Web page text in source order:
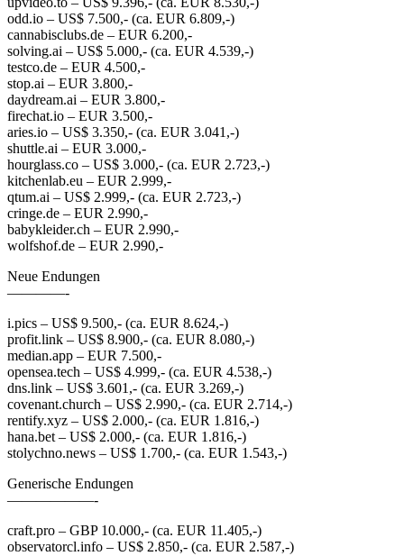
odd.io – US$ 7.500,- (ca. EUR 6.809,-)
cannabisclubs.de – EUR 6.200,-
solving.ai – US$ 5.000,- (ca. EUR 4.539,-)
testco.de – EUR 4.500,-
stop.ai – EUR 3.800,-
daydream.ai – EUR 3.800,-
firechat.io – EUR 3.500,-
aries.io – US$ 3.350,- (ca. EUR 3.041,-)
shuttle.ai – EUR 3.000,-
hourglass.co – US$ 3.000,- (ca. EUR 2.723,-)
kitchenlab.eu – EUR 2.999,-
qtum.ai – US$ 2.999,- (ca. EUR 2.723,-)
cringe.de – EUR 2.990,-
babykleider.ch – EUR 2.990,-
wolfshof.de – EUR 2.990,-
Neue Endungen
————-
i.pics – US$ 9.500,- (ca. EUR 8.624,-)
profit.link – US$ 8.900,- (ca. EUR 8.080,-)
median.app – EUR 7.500,-
opensea.tech – US$ 4.999,- (ca. EUR 4.538,-)
dns.link – US$ 3.601,- (ca. EUR 3.269,-)
covenant.church – US$ 2.990,- (ca. EUR 2.714,-)
rentify.xyz – US$ 2.000,- (ca. EUR 1.816,-)
hana.bet – US$ 2.000,- (ca. EUR 1.816,-)
stolychno.news – US$ 1.700,- (ca. EUR 1.543,-)
Generische Endungen
——————-
craft.pro – GBP 10.000,- (ca. EUR 11.405,-)
observatorcl.info – US$ 2.850,- (ca. EUR 2.587,-)